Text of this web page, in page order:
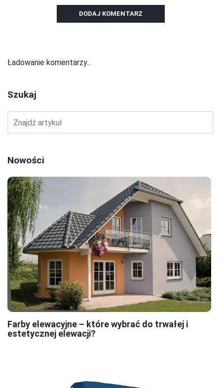
DODAJ KOMENTARZ
Ładowanie komentarzy...
Szukaj
Nowości
Farby elewacyjne – które wybrać do trwałej i
estetycznej elewacji?